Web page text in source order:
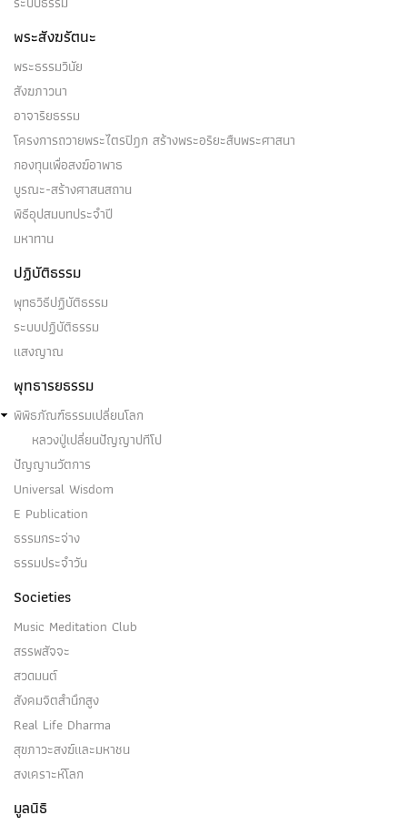
อุปหัจจปรินิพพายีคือ อริยบุคคล ระดับ อนาคามี -
อนาคามี, โอปปาติกะ, อุปปาติกะ
(๑) อสังขารปรินิพพายีคือ อริยบุคคล ระดับ อนาคามี
พระสังฆรัตนะ
พระธรรมวินัย
สังฆภาวนา
อาจาริยธรรม
โครงการถวายพระไตรปิฎก สร้างพระอริยะสืบพระศาสนา
กองทุนเพื่อสงฆ์อาพาธ
บูรณะ-สร้างศาสนสถาน
พิธีอุปสมบทประจำปี
มหาทาน
ปฏิบัติธรรม
พุทธวิธีปฏิบัติธรรม
ระบบปฏิบัติธรรม
แสงญาณ
พุทธารยธรรม
พิพิธภัณฑ์ธรรมเปลี่ยนโลก
หลวงปู่เปลี่ยนปัญญาปทีโป
ปัญญานวัตการ
Universal Wisdom
E Publication
ธรรมกระจ่าง
ธรรมประจำวัน
Societies
Music Meditation Club
สรรพสัจจะ
สวดมนต์
สังคมจิตสำนึกสูง
Real Life Dharma
สุขภาวะสงฆ์และมหาชน
สงเคราะห์โลก
มูลนิธิ